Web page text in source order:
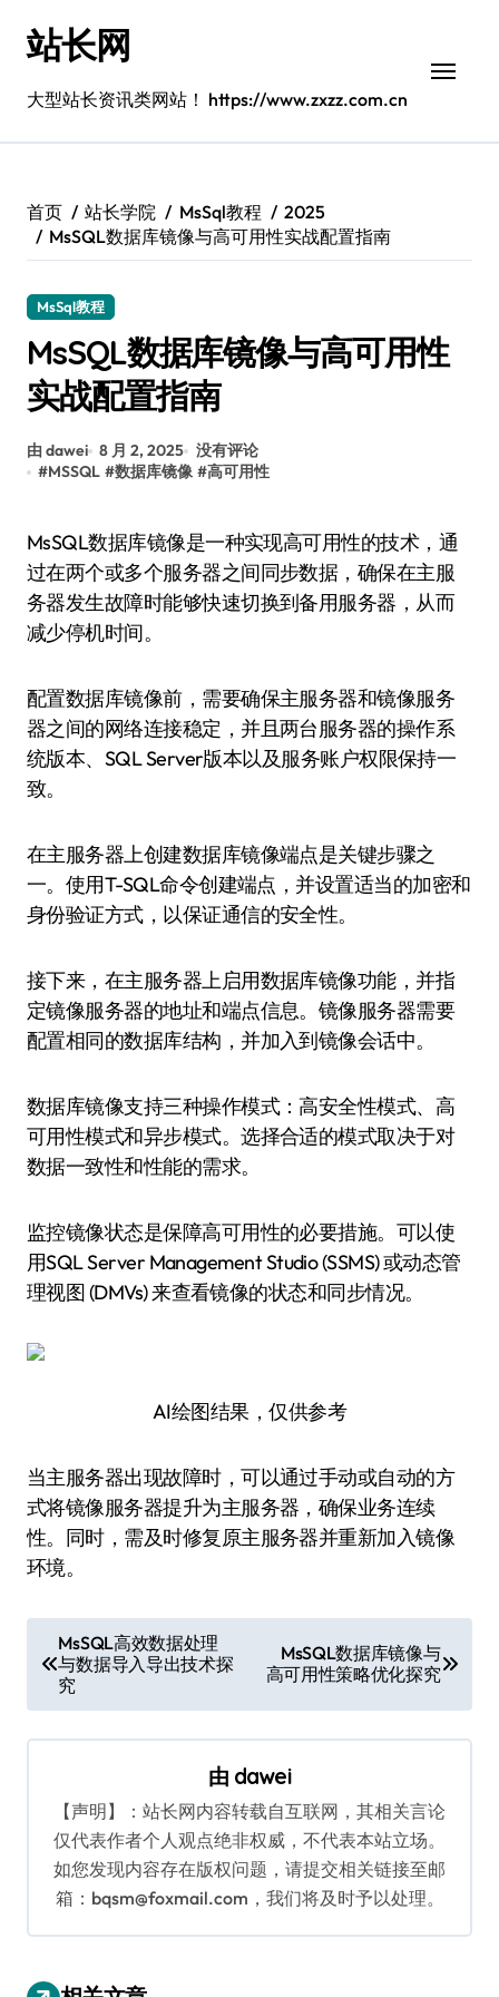
站长网
大型站长资讯类网站！ https://www.zxzz.com.cn
首页 站长学院 MsSql教程
2025
MsSQL数据库镜像与高可用性实战配置指南
MsSql教程
MsSQL数据库镜像与高可用性
实战配置指南
由 dawei 8 月 2, 2025 没有评论
#MSSQL #数据库镜像 #高可用性
MsSQL数据库镜像是一种实现高可用性的技术，通
过在两个或多个服务器之间同步数据，确保在主服
务器发生故障时能够快速切换到备用服务器，从而
减少停机时间。
配置数据库镜像前，需要确保主服务器和镜像服务
器之间的网络连接稳定，并且两台服务器的操作系
统版本、SQL Server版本以及服务账户权限保持一
致。
在主服务器上创建数据库镜像端点是关键步骤之
一。使用T-SQL命令创建端点，并设置适当的加密和
身份验证方式，以保证通信的安全性。
接下来，在主服务器上启用数据库镜像功能，并指
定镜像服务器的地址和端点信息。镜像服务器需要
配置相同的数据库结构，并加入到镜像会话中。
数据库镜像支持三种操作模式：高安全性模式、高
可用性模式和异步模式。选择合适的模式取决于对
数据一致性和性能的需求。
监控镜像状态是保障高可用性的必要措施。可以使
用SQL Server Management Studio (SSMS) 或动态管
理视图 (DMVs) 来查看镜像的状态和同步情况。
AI绘图结果，仅供参考
当主服务器出现故障时，可以通过手动或自动的方
式将镜像服务器提升为主服务器，确保业务连续
性。同时，需及时修复原主服务器并重新加入镜像
环境。
章
导
航
MsSQL高效数据处理
与数据导入导出技术探
究
MsSQL数据库镜像与
高可用性策略优化探究
由 dawei
【声明】：站长网内容转载自互联网，其相关言论
仅代表作者个人观点绝非权威，不代表本站立场。
如您发现内容存在版权问题，请提交相关链接至邮
箱：bqsm@foxmail.com，我们将及时予以处理。